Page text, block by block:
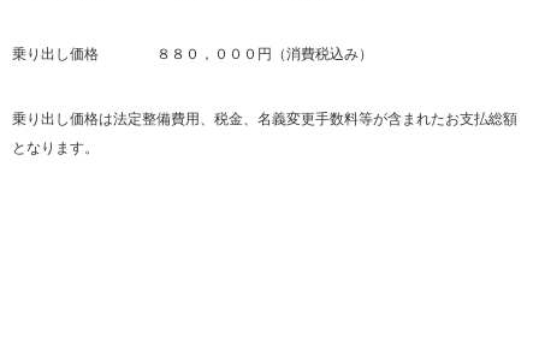
乗り出し価格 ８８０，０００円（消費税込み）
乗り出し価格は法定整備費用、税金、名義変更手数料等が含まれたお支払総額
となります。